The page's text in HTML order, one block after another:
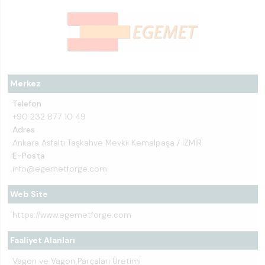
Merkez
Telefon
+90 232 877 10 49
Adres
Ankara Asfaltı Taşkahve Mevkii Kemalpaşa / İZMİR
E-Posta
info@egemetforge.com
Web Site
https://www.egemetforge.com
Faaliyet Alanları
Vagon ve Vagon Parçaları Üretimi